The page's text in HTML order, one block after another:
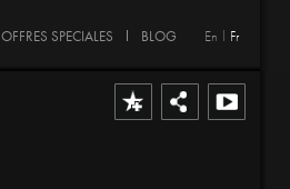
OFFRES SPECIALES BLOG En Fr